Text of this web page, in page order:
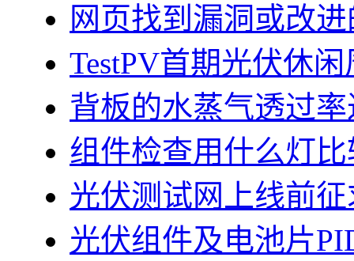
网页找到漏洞或改
TestPV首期光伏休
背板的水蒸气透过
组件检查用什么灯
光伏测试网上线前
光伏组件及电池片